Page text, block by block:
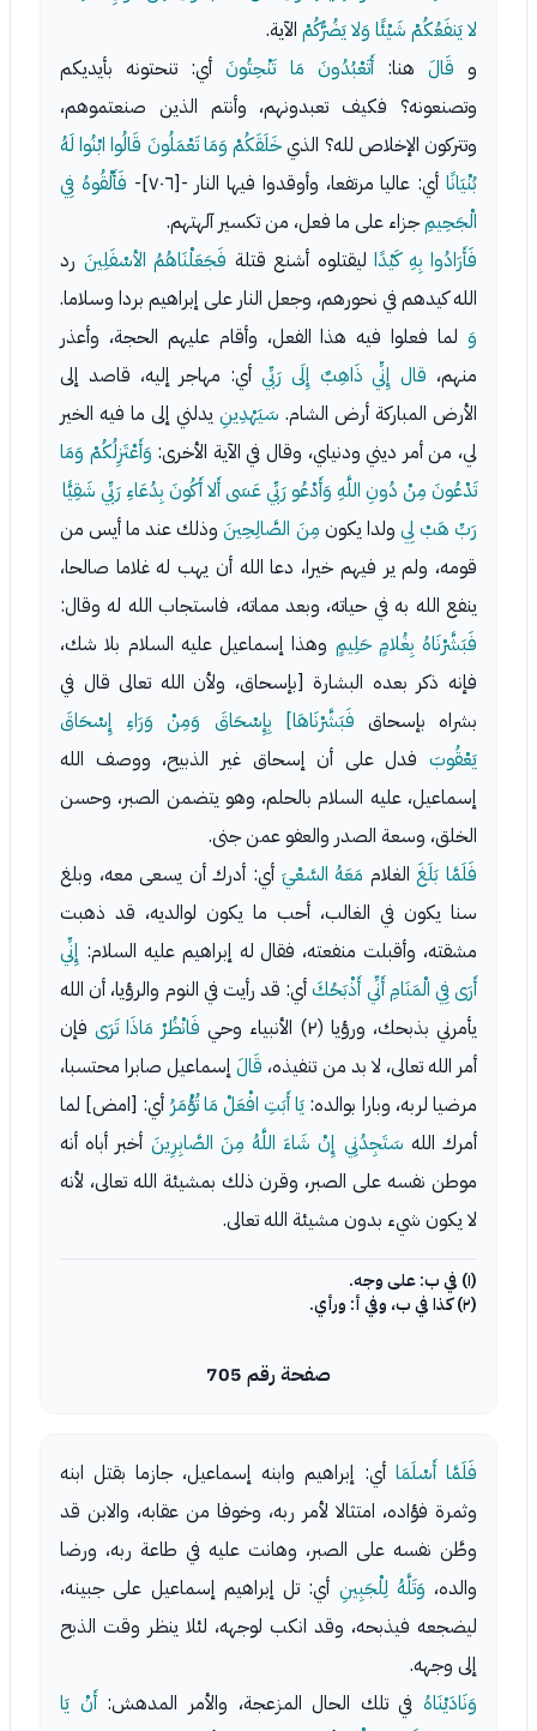
لا يَنفَعُكُمْ شَيْئًا وَلا يَضُرُّكُمْ الآية.
و قَالَ هنا:أَتَعْبُدُونَ مَا تَنْحِتُونَأي: تنحتونه بأيديكم
وتصنعونه؟ فكيف تعبدونهم، وأنتم الذين صنعتموهم،
وتتركون الإخلاص لله؟ الذيخَلَقَكُمْ وَمَا تَعْمَلُونَ قَالُوا ابْنُوا لَهُ
بُنْيَانًاأي: عاليا مرتفعا، وأوقدوا فيها النار -[٧٠٦]-
فَأَلْقُوهُ فِي
الْجَحِيمِجزاء على ما فعل، من تكسير آلهتهم.
فَأَرَادُوا بِهِ كَيْدًا ليقتلوه أشنع قتلة فَجَعَلْنَاهُمُ الأسْفَلِينَ رد
الله كيدهم في نحورهم، وجعل النار على إبراهيم بردا وسلاما.
وَ لما فعلوا فيه هذا الفعل، وأقام عليهم الحجة، وأعذر
منهم، قال إِنِّي ذَاهِبٌ إِلَى رَبِّي أي: مهاجر إليه، قاصد إلى
الأرض المباركة أرض الشام. سَيَهْدِينِ يدلني إلى ما فيه الخير
لي، من أمر ديني ودنياي، وقال في الآية الأخرى: وَأَعْتَزِلُكُمْ وَمَا
تَدْعُونَ مِنْ دُونِ اللَّهِ وَأَدْعُو رَبِّي عَسَى أَلا أَكُونَ بِدُعَاءِ رَبِّي شَقِيًّا
رَبِّ هَبْ لِي ولدا يكون مِنَ الصَّالِحِينَوذلك عند ما أيس من
قومه، ولم ير فيهم خيرا، دعا الله أن يهب له غلاما صالحا،
ينفع الله به في حياته، وبعد مماته، فاستجاب الله له وقال:
فَبَشَّرْنَاهُ بِغُلامٍ حَلِيمٍ وهذا إسماعيل عليه السلام بلا شك،
فإنه ذكر بعده البشارة [بإسحاق، ولأن الله تعالى قال في
بشراه بإسحاق فَبَشَّرْنَاهَا] بِإِسْحَاقَ وَمِنْ وَرَاءِ إِسْحَاقَ
يَعْقُوبَ فدل على أن إسحاق غير الذبيح، ووصف الله
إسماعيل، عليه السلام بالحلم، وهو يتضمن الصبر، وحسن
الخلق، وسعة الصدر والعفو عمن جنى.
فَلَمَّا بَلَغَالغلام مَعَهُ السَّعْيَ أي: أدرك أن يسعى معه، وبلغ
سنا يكون في الغالب، أحب ما يكون لوالديه، قد ذهبت
مشقته، وأقبلت منفعته، فقال له إبراهيم عليه السلام: إِنِّي
أَرَى فِي الْمَنَامِ أَنِّي أَذْبَحُكَأي: قد رأيت في النوم والرؤيا، أن الله
يأمرني بذبحك، ورؤيا (٢) الأنبياء وحي
فَانْظُرْ مَاذَا تَرَى فإن
أمر الله تعالى، لا بد من تنفيذه، قَالَإسماعيل صابرا محتسبا،
مرضيا لربه، وبارا بوالده: يَا أَبَتِ افْعَلْ مَا تُؤْمَرُ أي: [امض] لما
أمرك الله سَتَجِدُنِي إِنْ شَاءَ اللَّهُ مِنَ الصَّابِرِينَ أخبر أباه أنه
موطن نفسه على الصبر، وقرن ذلك بمشيئة الله تعالى، لأنه
لا يكون شيء بدون مشيئة الله تعالى.
(١) في ب: على وجه.
(٢) كذا في ب، وفي أ: ورأي.
صفحة رقم 705
فَلَمَّا أَسْلَمَا أي: إبراهيم وابنه إسماعيل، جازما بقتل ابنه
وثمرة فؤاده، امتثالا لأمر ربه، وخوفا من عقابه، والابن قد
وطَّن نفسه على الصبر، وهانت عليه في طاعة ربه، ورضا
والده، وَتَلَّهُ لِلْجَبِينِ أي: تل إبراهيم إسماعيل على جبينه،
ليضجعه فيذبحه، وقد انكب لوجهه، لئلا ينظر وقت الذبح
إلى وجهه.
وَنَادَيْنَاهُ في تلك الحال المزعجة، والأمر المدهش:أَنْ يَا